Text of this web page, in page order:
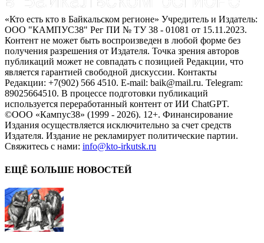
«Кто есть кто в Байкальском регионе» Учредитель и Издатель:
ООО "КАМПУС38" Рег ПИ № ТУ 38 - 01081 от 15.11.2023.
Контент не может быть воспроизведен в любой форме без
получения разрешения от Издателя. Точка зрения авторов
публикаций может не совпадать с позицией Редакции, что
является гарантией свободной дискуссии. Контакты
Редакции: +7(902) 566 4510. E-mail: baik@mail.ru. Telegram:
89025664510. В процессе подготовки публикаций
используется переработанный контент от ИИ ChatGPT.
©ООО «Кампус38» (1999 - 2026). 12+. Финансирование
Издания осуществляется исключительно за счет средств
Издателя. Издание не рекламирует политические партии.
Свяжитесь с нами: info@kto-irkutsk.ru
ЕЩЁ БОЛЬШЕ НОВОСТЕЙ